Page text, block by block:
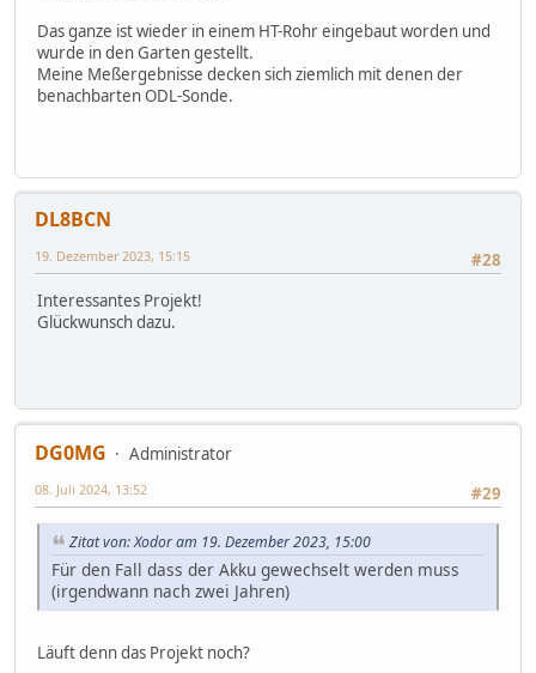
Das ganze ist wieder in einem HT-Rohr eingebaut worden und
wurde in den Garten gestellt.
Meine Meßergebnisse decken sich ziemlich mit denen der
benachbarten ODL-Sonde.
DL8BCN
#28
19. Dezember 2023, 15:15
Interessantes Projekt!
Glückwunsch dazu.
DG0MG
Administrator
#29
08. Juli 2024, 13:52
Zitat von: Xodor am 19. Dezember 2023, 15:00
Für den Fall dass der Akku gewechselt werden muss
(irgendwann nach zwei Jahren)
Läuft denn das Projekt noch?